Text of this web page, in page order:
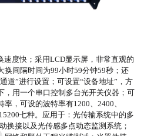
速度快 ； 采用LCD显示屏，非常直观的
换间隔时间为99小时59分钟59秒；还
道”进行设置 ； 可设置“设备地址”，方
，用一个串口控制多台光开关仪器 ； 可
率，可设的波特率有1200、2400、
七种。 应用于：光传输系统中的多
换接以及光传感多点动态监测系统；